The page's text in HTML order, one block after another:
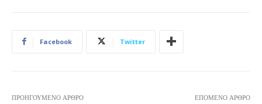
Facebook Twitter
ΠΡΟΗΓΟΎΜΕΝΟ ΆΡΘΡΟ ΕΠΌΜΕΝΟ ΆΡΘΡΟ